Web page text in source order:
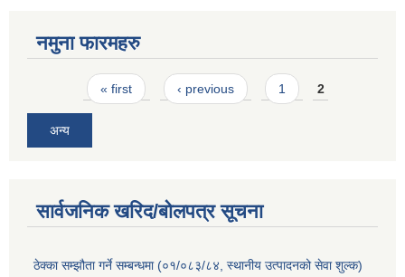
नमुना फारमहरु
Pages« first ‹ previous 1 2
अन्य
सार्वजनिक खरिद/बोलपत्र सूचना
ठेक्का सम्झौता गर्ने सम्बन्धमा (०१/०८३/८४, स्थानीय उत्पादनको सेवा शुल्क)